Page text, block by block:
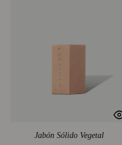
Jabón Sólido Vegetal